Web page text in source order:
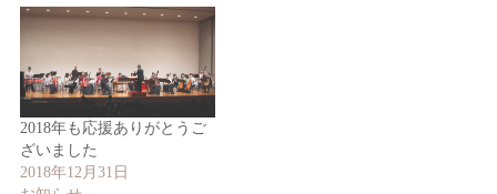
2018年も応援ありがとうご
ざいました
2018年12月31日